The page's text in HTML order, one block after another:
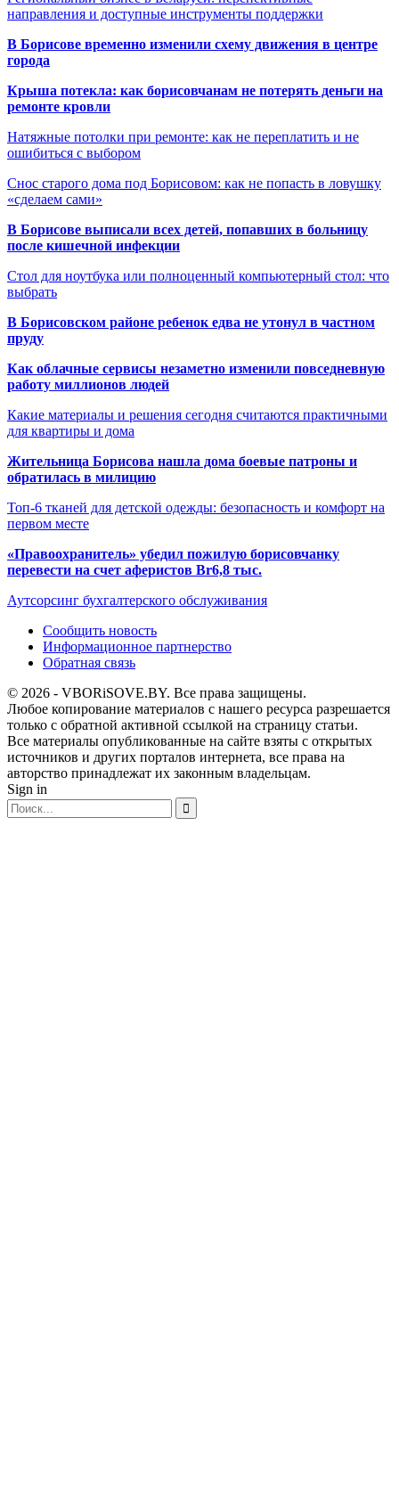
направления и доступные инструменты поддержки
В Борисове временно изменили схему движения в центре
города
Крыша потекла: как борисовчанам не потерять деньги на
ремонте кровли
Натяжные потолки при ремонте: как не переплатить и не
ошибиться с выбором
Снос старого дома под Борисовом: как не попасть в ловушку
«сделаем сами»
В Борисове выписали всех детей, попавших в больницу
после кишечной инфекции
Стол для ноутбука или полноценный компьютерный стол: что
выбрать
В Борисовском районе ребенок едва не утонул в частном
пруду
Как облачные сервисы незаметно изменили повседневную
работу миллионов людей
Какие материалы и решения сегодня считаются практичными
для квартиры и дома
Жительница Борисова нашла дома боевые патроны и
обратилась в милицию
Топ-6 тканей для детской одежды: безопасность и комфорт на
первом месте
«Правоохранитель» убедил пожилую борисовчанку
перевести на счет аферистов Br6,8 тыс.
Аутсорсинг бухгалтерского обслуживания
Сообщить новость
Информационное партнерство
Обратная связь
© 2026 - VBORiSOVE.BY. Все права защищены.
Любое копирование материалов с нашего ресурса разрешается
только с обратной активной ссылкой на страницу статьи.
Все материалы опубликованные на сайте взяты с открытых
источников и других порталов интернета, все права на
авторство принадлежат их законным владельцам.
Sign in